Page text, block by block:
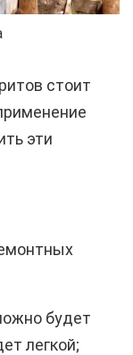
стоит
эти
будет
легкой;